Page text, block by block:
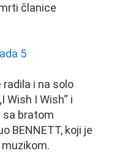
članice
i na solo
Wish I Wish“ i
sa bratom
BENNETT, koji je